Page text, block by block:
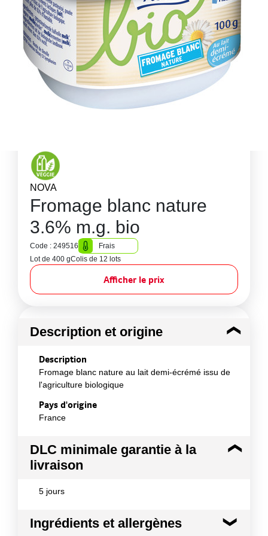
NOVA
Fromage blanc nature
3.6% m.g. bio
Code : 249516
Frais
Lot de 400 gColis de 12 lots
Afficher le prix
Description et origine
Description
Fromage blanc nature au lait demi-écrémé issu de
l'agriculture biologique
Pays d'origine
France
DLC minimale garantie à la
livraison
5 jours
Ingrédients et allergènes